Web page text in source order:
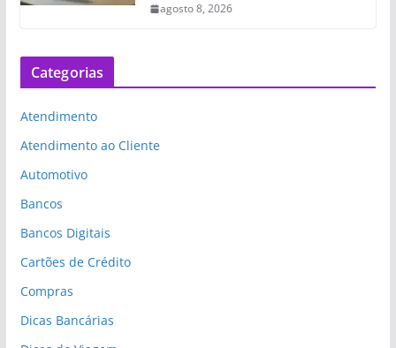
agosto 8, 2026
Categorias
Atendimento
Atendimento ao Cliente
Automotivo
Bancos
Bancos Digitais
Cartões de Crédito
Compras
Dicas Bancárias